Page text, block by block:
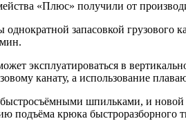
«Плюс» получили от
запасовкой грузового
эксплуатироваться в
канату, а использование
шпильками, и
крюка быстроразборного